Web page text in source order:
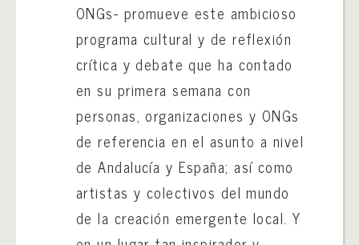
ONGs- promueve este ambicioso
programa cultural y de reflexión
crítica y debate que ha contado
en su primera semana con
personas, organizaciones y ONGs
de referencia en el asunto a nivel
de Andalucía y España; así como
artistas y colectivos del mundo
de la creación emergente local. Y